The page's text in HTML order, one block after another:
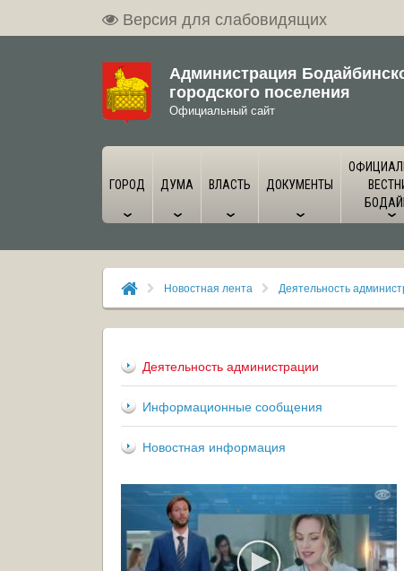
Версия для слабовидящих
Администрация
городского поселения
Официальный сайт
ГОРОД ДУМА ВЛАСТЬ ДОКУМЕНТЫ
Новостная лента Деятельность
Деятельность администрации
Информационные сообщения
Новостная информация